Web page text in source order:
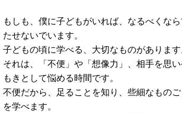
もしも、僕に子どもがいれば、なるべくな
たせないでいます。
子どもの頃に学べる、大切なものがあります
それは、「不便」や「想像力」、相手を思
もきとして悩める時間です。
不便だから、足ることを知り、些細なもの
を学べます。